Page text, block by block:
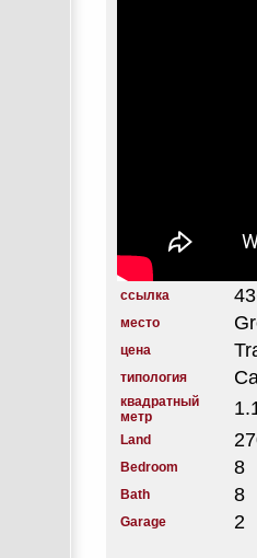
ссылка
место
цена
типология
квадратный
метр
Land
Bedroom 8
Bath 8
Garage 2